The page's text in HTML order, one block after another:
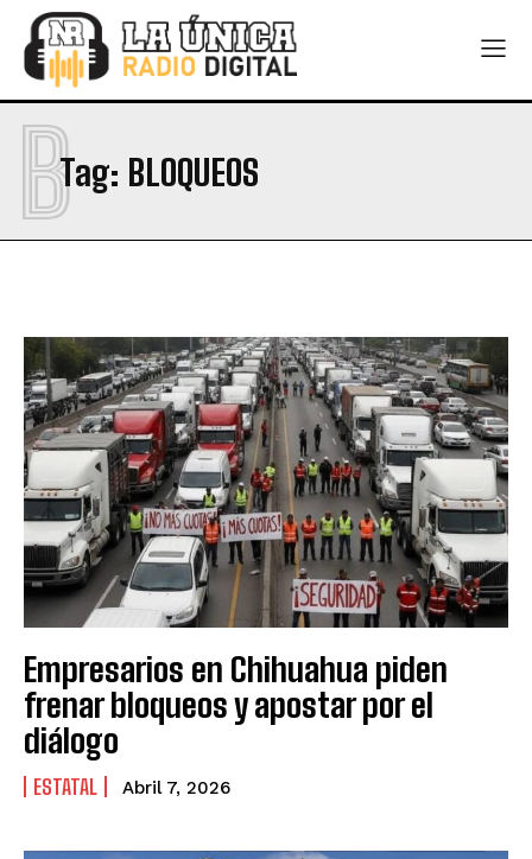
Tag: BLOQUEOS
B
Empresarios en Chihuahua piden
frenar bloqueos y apostar por el
diálogo
ESTATAL Abril 7, 2026